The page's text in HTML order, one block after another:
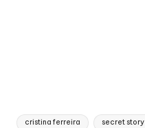
Tags:
cristina ferreira secret story